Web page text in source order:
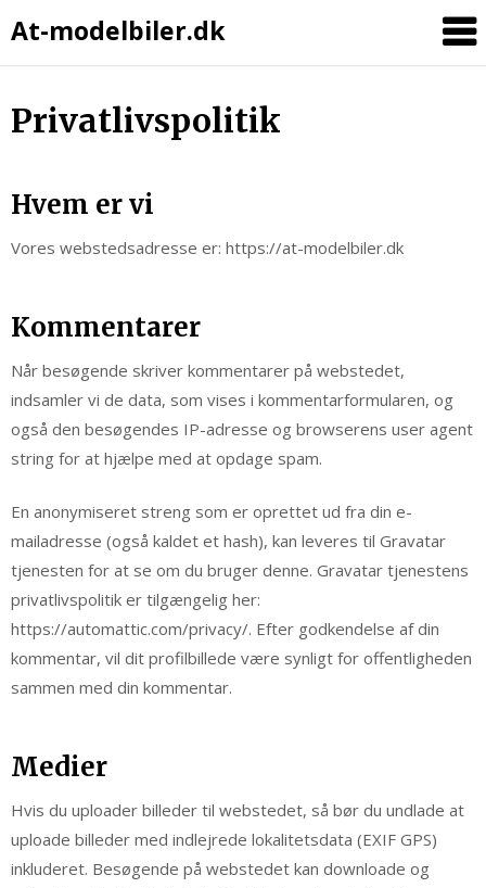
At-modelbiler.dk
Skip
Privatlivspolitik
Hvem er vi
Vores webstedsadresse er: https://at-modelbiler.dk
Kommentarer
Når besøgende skriver kommentarer på webstedet,
indsamler vi de data, som vises i kommentarformularen, og
også den besøgendes IP-adresse og browserens user agent
string for at hjælpe med at opdage spam.
En anonymiseret streng som er oprettet ud fra din e-
mailadresse (også kaldet et hash), kan leveres til Gravatar
tjenesten for at se om du bruger denne. Gravatar tjenestens
privatlivspolitik er tilgængelig her:
https://automattic.com/privacy/. Efter godkendelse af din
kommentar, vil dit profilbillede være synligt for offentligheden
sammen med din kommentar.
Medier
Hvis du uploader billeder til webstedet, så bør du undlade at
uploade billeder med indlejrede lokalitetsdata (EXIF GPS)
inkluderet. Besøgende på webstedet kan downloade og